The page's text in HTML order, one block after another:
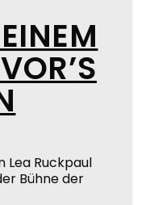
Lea Ruckpaul
Bühne der